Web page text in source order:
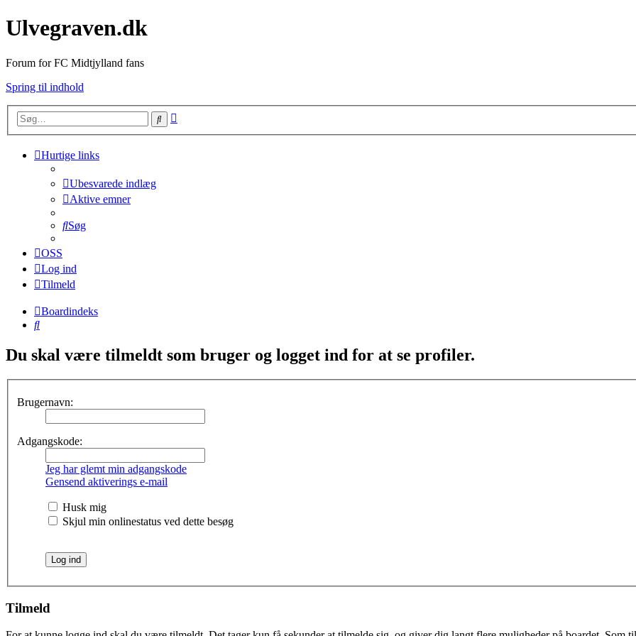
Ulvegraven.dk
Forum for FC Midtjylland fans
Spring til indhold
Søg
Hurtige links
Ubesvarede indlæg
Aktive emner
Søg
OSS
Log ind
Tilmeld
Boardindeks
Søg
Du skal være tilmeldt som bruger og logget ind for at se profiler.
Brugernavn:
Adgangskode:
Jeg har glemt min adgangskode
Gensend aktiverings e-mail
Husk mig
Skjul min onlinestatus ved dette besøg
Tilmeld